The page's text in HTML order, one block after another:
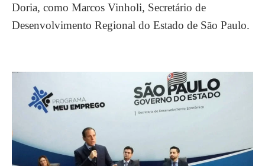
Doria, como Marcos Vinholi, Secretário de
Desenvolvimento Regional do Estado de São Paulo.